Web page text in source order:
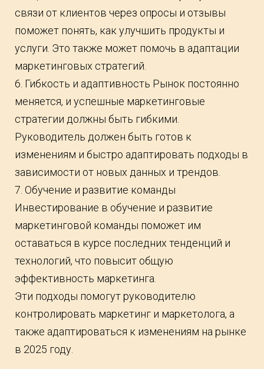
связи от клиентов через опросы и отзывы
поможет понять, как улучшить продукты и
услуги. Это также может помочь в адаптации
маркетинговых стратегий.
6. Гибкость и адаптивность Рынок постоянно
меняется, и успешные маркетинговые
стратегии должны быть гибкими.
Руководитель должен быть готов к
изменениям и быстро адаптировать подходы в
зависимости от новых данных и трендов.
7. Обучение и развитие команды
Инвестирование в обучение и развитие
маркетинговой команды поможет им
оставаться в курсе последних тенденций и
технологий, что повысит общую
эффективность маркетинга.
Эти подходы помогут руководителю
контролировать маркетинг и маркетолога, а
также адаптироваться к изменениям на рынке
в 2025 году.